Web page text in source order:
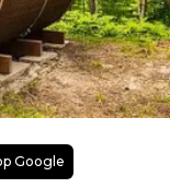
Google